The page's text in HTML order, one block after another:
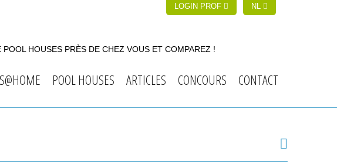
LOGIN PROF NL
HOUSES PRÈS DE CHEZ VOUS ET COMPAREZ !
POOL HOUSES ARTICLES CONCOURS CONTACT